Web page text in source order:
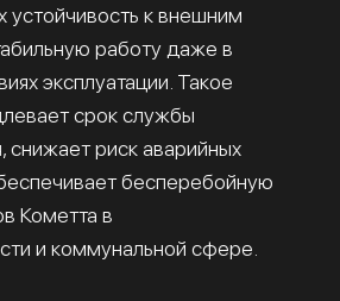
устойчивость к внешним
работу даже в
эксплуатации. Такое
срок службы
снижает риск аварийных
бесперебойную
Кометта в
и коммунальной сфере.